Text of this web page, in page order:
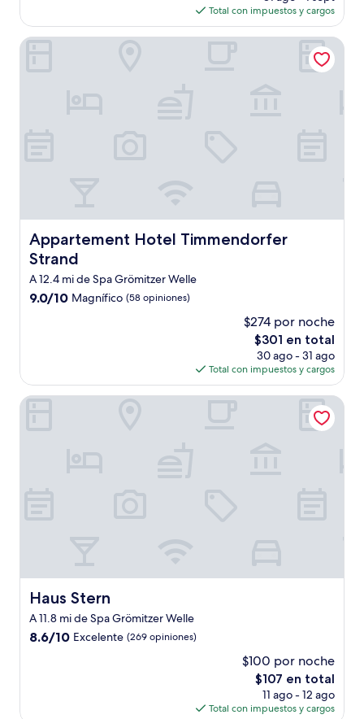
actual
es
de
Total con impuestos y cargos
Appartement Hotel Timmendorfer
Strand
Appartement Hotel Timmendorfer Strand
A 12.4 mi de Spa Grömitzer Welle
9.0
9.0/10 Magnífico (58 opiniones)
$274 por noche
El
precio
actual
es
de
$301 en total
30 ago - 31 ago
Total con impuestos y cargos
Appartement Hotel Timmendorfer Strand
Haus Stern
Haus Stern
A 11.8 mi de Spa Grömitzer Welle
8.6
8.6/10 Excelente (269 opiniones)
$100 por noche
El
precio
actual
$107 en total
11 ago - 12 ago
Total con impuestos y cargos
Haus Stern